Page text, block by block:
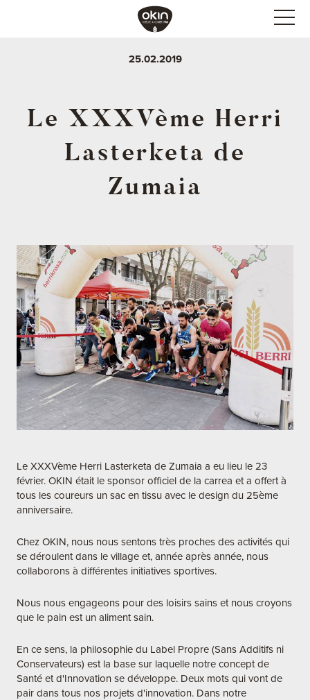
25.02.2019
Le XXXVème Herri
Lasterketa de
Zumaia
Le XXXVème Herri Lasterketa de Zumaia a eu lieu le 23
février. OKIN était le sponsor officiel de la carrea et a offert à
tous les coureurs un sac en tissu avec le design du 25ème
anniversaire.
Chez OKIN, nous nous sentons très proches des activités qui
se déroulent dans le village et, année après année, nous
collaborons à différentes initiatives sportives.
Nous nous engageons pour des loisirs sains et nous croyons
que le pain est un aliment sain.
En ce sens, la philosophie du Label Propre (Sans Additifs ni
Conservateurs) est la base sur laquelle notre concept de
Santé et d'Innovation se développe. Deux mots qui vont de
pair dans tous nos projets d'innovation. Dans notre